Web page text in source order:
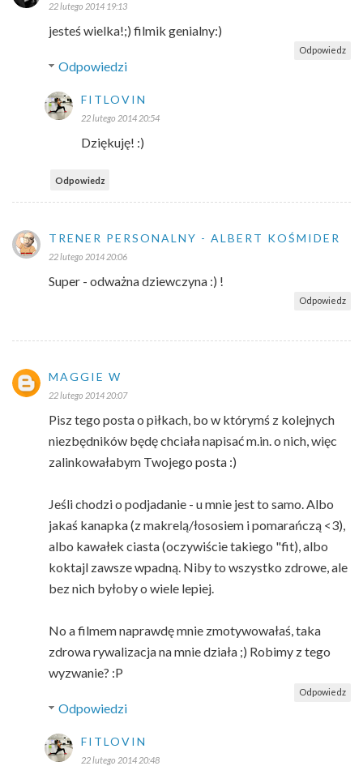
22 lutego 2014 19:13
jesteś wielka!;) filmik genialny:)
Odpowiedz
Odpowiedzi
FITLOVIN
22 lutego 2014 20:54
Dziękuję! :)
Odpowiedz
TRENER PERSONALNY - ALBERT KOŚMIDER
22 lutego 2014 20:06
Super - odważna dziewczyna :) !
Odpowiedz
MAGGIE W
22 lutego 2014 20:07
Pisz tego posta o piłkach, bo w którymś z kolejnych
niezbędników będę chciała napisać m.in. o nich, więc
zalinkowałabym Twojego posta :)
Jeśli chodzi o podjadanie - u mnie jest to samo. Albo
jakaś kanapka (z makrelą/łososiem i pomarańczą <3),
albo kawałek ciasta (oczywiście takiego "fit), albo
koktajl zawsze wpadną. Niby to wszystko zdrowe, ale
bez nich byłoby o wiele lepiej.
No a filmem naprawdę mnie zmotywowałaś, taka
zdrowa rywalizacja na mnie działa ;) Robimy z tego
wyzwanie? :P
Odpowiedz
Odpowiedzi
FITLOVIN
22 lutego 2014 20:48